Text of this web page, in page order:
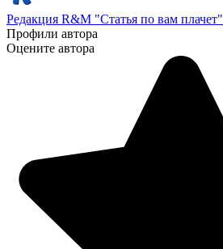
Редакция R&M "Статья по вам плачет"
Профили автора
Оцените автора